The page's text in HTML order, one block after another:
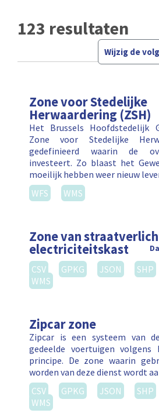
123 resultaten
Wijzig de
Zone voor Stedelijke
Herwaardering (ZSH)
Het Brussels Hoofdstedelijk
Zone voor Stedelijke
gedefinieerd waarin de
investeert. Zo blaast het
moeilijk hebben weer nieuw
WFS
WMS
Zone van
electriciteitskast
CSV GPKG JSON SHP
WMS
Zipcar zone
Zipcar is een systeem van
gedeelde voertuigen
principe. De zone waarin
worden van deze dienst wordt
CSV
GPKG JSON SHP
WMS